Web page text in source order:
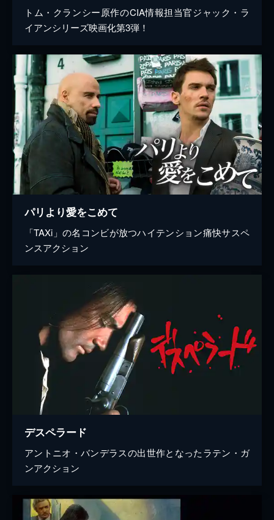
トム・クランシー原作のCIA情報担当官ジャック・ラ
イアンシリーズ映画化第3弾！
パリより愛をこめて
「TAXi」の名コンビが放つハイテンション痛快サスペ
ンスアクション
デスペラード
アントニオ・バンデラスの出世作となったラテン・ガ
ンアクション